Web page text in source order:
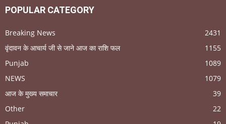
POPULAR CATEGORY
Breaking News
2431
वृंदावन के आचार्य जी से जाने आज का राशि फल
1155
Punjab
1089
NEWS
1079
आज के मुख्य समाचार
39
Other
22